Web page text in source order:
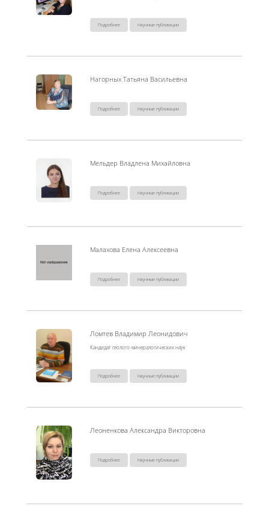
Подробнее Научные публикации
Нагорных Татьяна Васильевна
Подробнее Научные публикации
Мельдер Владлена Михайловна
Подробнее Научные публикации
Малахова Елена Алексеевна
Подробнее Научные публикации
Ломтев Владимир Леонидович
Кандидат геолого-минералогических наук
Подробнее Научные публикации
Леоненкова Александра Викторовна
Подробнее Научные публикации